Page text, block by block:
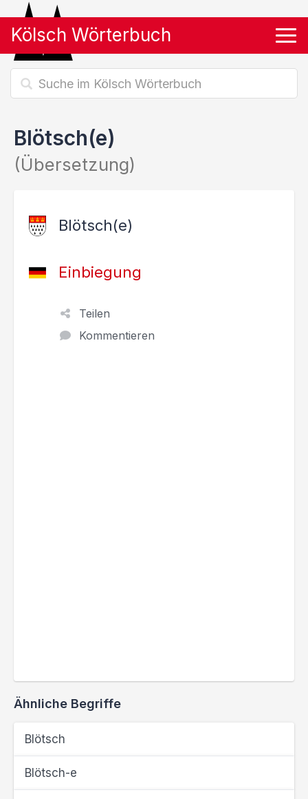
Kölsch Wörterbuch
Blötsch(e)
(Übersetzung)
Blötsch(e)
Einbiegung
Teilen
Kommentieren
Ähnliche Begriffe
Blötsch
Blötsch-e